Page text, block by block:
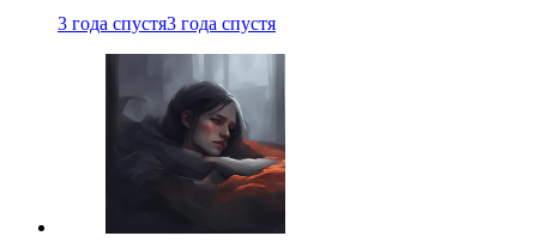
3 года спустя3 года спустя